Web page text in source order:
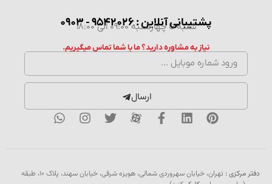
پشتیبانی آنلاین : 9542026 - 0903
شنبه تا چهارشنبه 09:00 الی 18:00
نیاز به مشاوره دارید؟ ما با شما تماس میگیریم.
ارسال
دفتر مرکزی :
تهران، خیابان سهروردی شمالی، هویزه شرقی، خیابان سهند، پلاک ۱۰، طبقه